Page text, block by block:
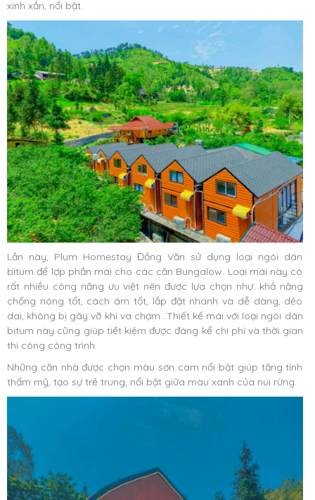
xinh xắn, nổi bật.
Lần này, Plum Homestay Đồng Văn sử dụng loại ngói dán
bitum để lợp phần mái cho các căn Bungalow. Loại mái này có
rất nhiều công năng ưu việt nên được lựa chọn như: khả năng
chống nóng tốt, cách âm tốt, lắp đặt nhanh và dễ dàng, dẻo
dai, không bị gãy vỡ khi va chạm…Thiết kế mái với loại ngói dán
bitum này cũng giúp tiết kiệm được đáng kể chi phí và thời gian
thi công công trình.
Những căn nhà được chọn màu sơn cam nổi bật giúp tăng tính
thẩm mỹ, tạo sự trẻ trung, nổi bật giữa màu xanh của núi rừng.